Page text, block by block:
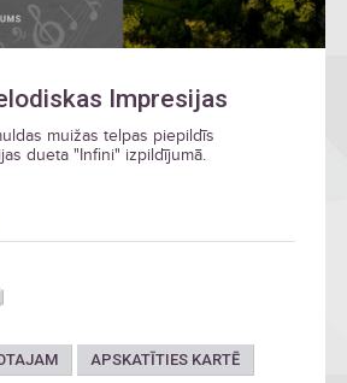
Impresijas
muižas telpas piepildīs
dueta "Infini" izpildījumā.
APSKATĪTIES KARTĒ